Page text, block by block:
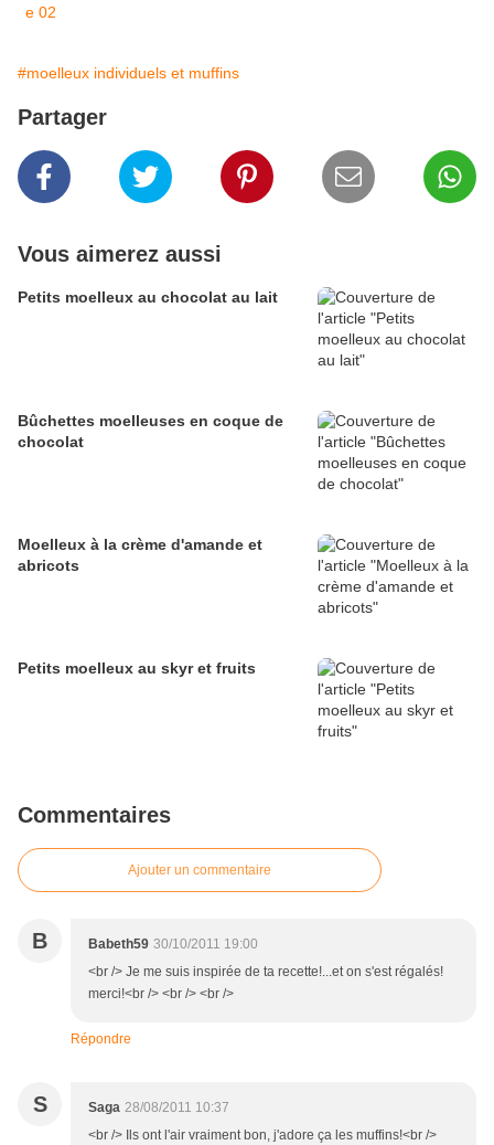
#moelleux individuels et muffins
Partager
Vous aimerez aussi
Petits moelleux au chocolat au lait
Bûchettes moelleuses en coque de
chocolat
Moelleux à la crème d'amande et
abricots
Petits moelleux au skyr et fruits
Commentaires
Ajouter un commentaire
B Babeth59 30/10/2011 19:00
<br /> Je me suis inspirée de ta recette!...et on s'est régalés!
merci!<br /> <br /> <br />
Répondre
S Saga 28/08/2011 10:37
<br /> Ils ont l'air vraiment bon, j'adore ça les muffins!<br />